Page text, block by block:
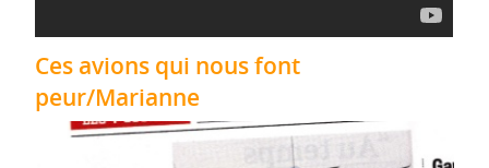
Ces avions qui nous font
peur/Marianne